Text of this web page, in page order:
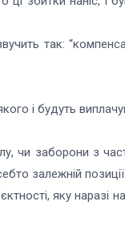
так:
і будуть
чи заборони з
залежній позиції.
яку